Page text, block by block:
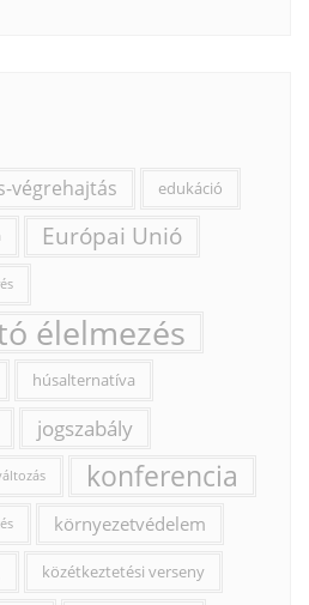
végrehajtás edukáció
Európai Unió
élelmezés
húsalternatíva
jogszabály
konferencia
környezetvédelem
közétkeztetési verseny